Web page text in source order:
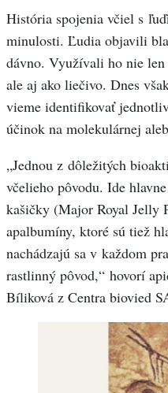
História spojenia včiel s
minulosti. Ľudia objavili
dávno. Využívali ho nie
ale aj ako liečivo. Dnes
vieme identifikovať
účinok na molekulárnej
„Jednou z dôležitých
včelieho pôvodu. Ide
kašičky (Major Royal Jelly
apalbumíny, ktoré sú tiež
nachádzajú sa v každom
rastlinný pôvod,“ hovorí
Bíliková z Centra biovied